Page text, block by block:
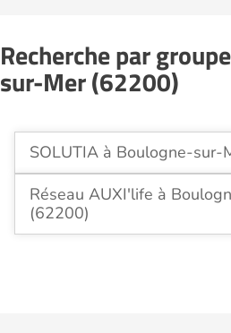
Recherche par
sur-Mer (62200)
SOLUTIA à Boulogne-sur-
Réseau AUXI'life à
(62200)